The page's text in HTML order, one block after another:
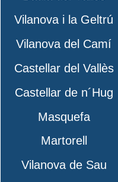
Vilanova i la Geltrú
Vilanova del Camí
Castellar del Vallès
Castellar de n´Hug
Masquefa
Martorell
Vilanova de Sau